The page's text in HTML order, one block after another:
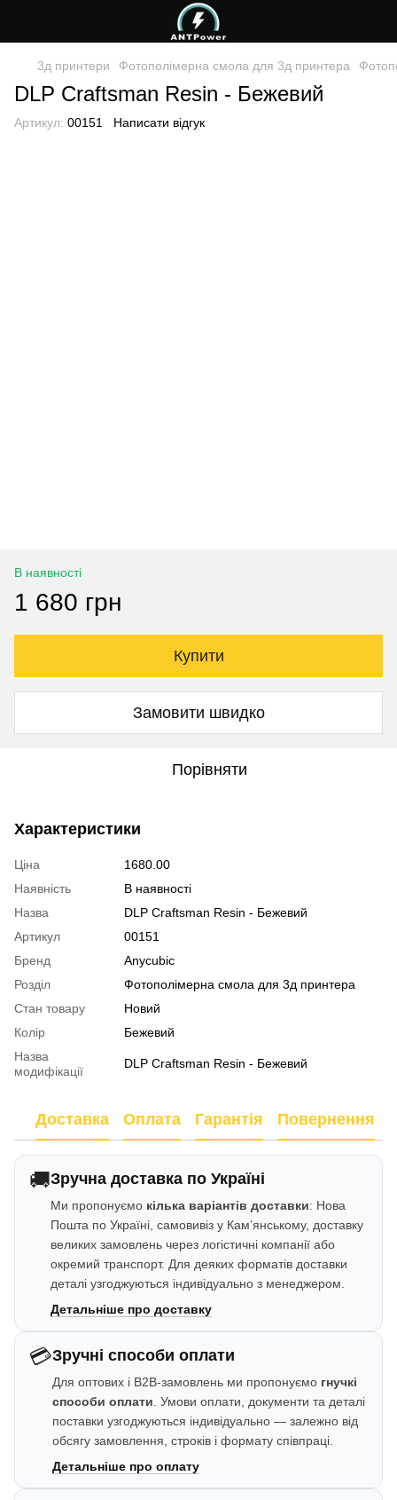
3д принтери Фотополімерна смола для 3д принтера
DLP Craftsman Resin - Бежевий
Артикул: 00151 Написати відгук
В наявності
1 680 грн
Купити
Замовити швидко
Порівняти
Характеристики
Ціна
1680.00
Наявність
В наявності
Назва
DLP Craftsman Resin - Бежевий
Артикул
00151
Бренд
Anycubic
Розділ
Фотополімерна смола для 3д принтера
Стан товару
Новий
Колір
Бежевий
Назва
модифікації
DLP Craftsman Resin - Бежевий
Доставка Оплата Гарантія Повернення
🚚Зручна доставка по Україні
Ми пропонуємо кілька варіантів доставки: Нова
Пошта по Україні, самовивіз у Кам’янському, доставку
великих замовлень через логістичні компанії або
окремий транспорт. Для деяких форматів доставки
деталі узгоджуються індивідуально з менеджером.
Детальніше про доставку
💳Зручні способи оплати
Для оптових і B2B-замовлень ми пропонуємо гнучкі
способи оплати . Умови оплати, документи та деталі
поставки узгоджуються індивідуально — залежно від
обсягу замовлення, строків і формату співпраці.
Детальніше про оплату